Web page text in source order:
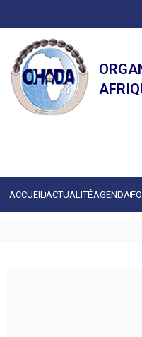
ACCUEIL ACTUALITÉAGENDA